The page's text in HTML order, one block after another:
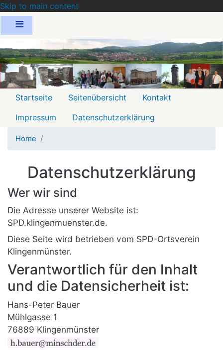
Skip to main content
Menu
Startseite Seitenübersicht
Kontakt
Impressum
Datenschutzerklärung
Home
Datenschutzerklärung
Wer wir sind
Die Adresse unserer Website ist:
SPD.klingenmuenster.de.
Diese Seite wird betrieben vom SPD-Ortsverein
Klingenmünster.
Verantwortlich für den Inhalt
und die Datensicherheit ist:
Hans-Peter Bauer
Mühlgasse 1
76889 Klingenmünster